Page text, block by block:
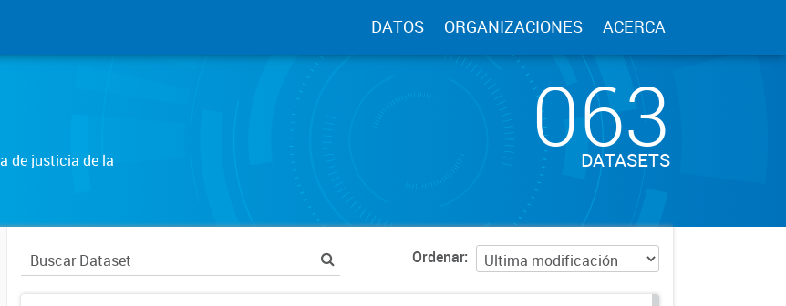
DATOS ORGANIZACIONES ACERCA
de justicia de la
063
DATASETS
Ordenar